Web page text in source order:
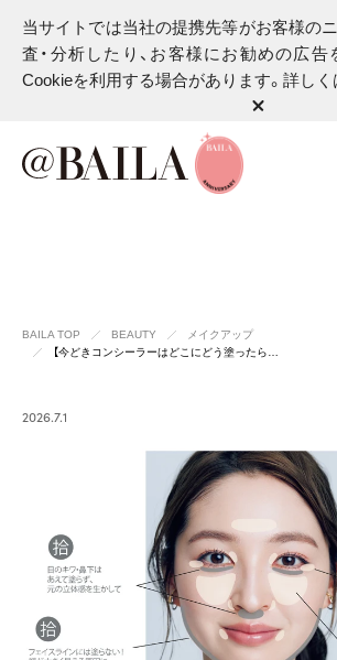
当サイトでは当社の提携先等がお客様の
査・分析したり、お客様にお勧めの広
Cookieを利用する場合があります。詳しく
BAILA TOP BEAUTY
メイクアップ
【今どきコンシーラーはどこにどう塗ったら…
2026.7.1